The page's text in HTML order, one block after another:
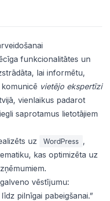
funkcionalitātes un
lai informētu,
vietējo ekspertīzi
vienlaikus padarot
saprotamus lietotājiem
uz WordPress ,
kas optimizēta uz
vēstījumu:
pilnīgai pabeigšanai.”